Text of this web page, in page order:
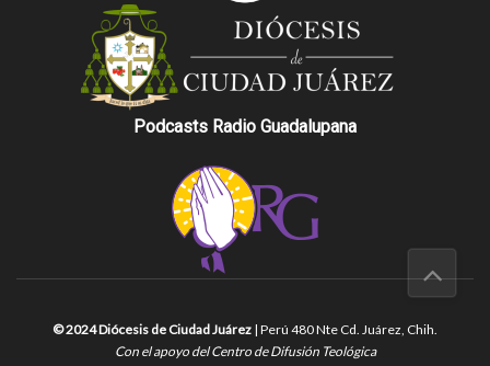
Podcasts Radio Guadalupana
© 2024 Diócesis de Ciudad Juárez | Perú 480 Nte Cd. Juárez, Chih.
Con el apoyo del Centro de Difusión Teológica